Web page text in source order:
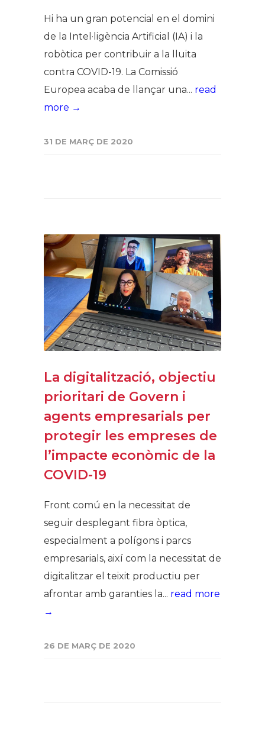
Hi ha un gran potencial en el domini
de la Intel·ligència Artificial (IA) i la
robòtica per contribuir a la lluita
contra COVID-19. La Comissió
Europea acaba de llançar una... read
more →
31 DE MARÇ DE 2020
La digitalització, objectiu
prioritari de Govern i
agents empresarials per
protegir les empreses de
l’impacte econòmic de la
COVID-19
Front comú en la necessitat de
seguir desplegant fibra òptica,
especialment a polígons i parcs
empresarials, així com la necessitat de
digitalitzar el teixit productiu per
afrontar amb garanties la... read more
→
26 DE MARÇ DE 2020